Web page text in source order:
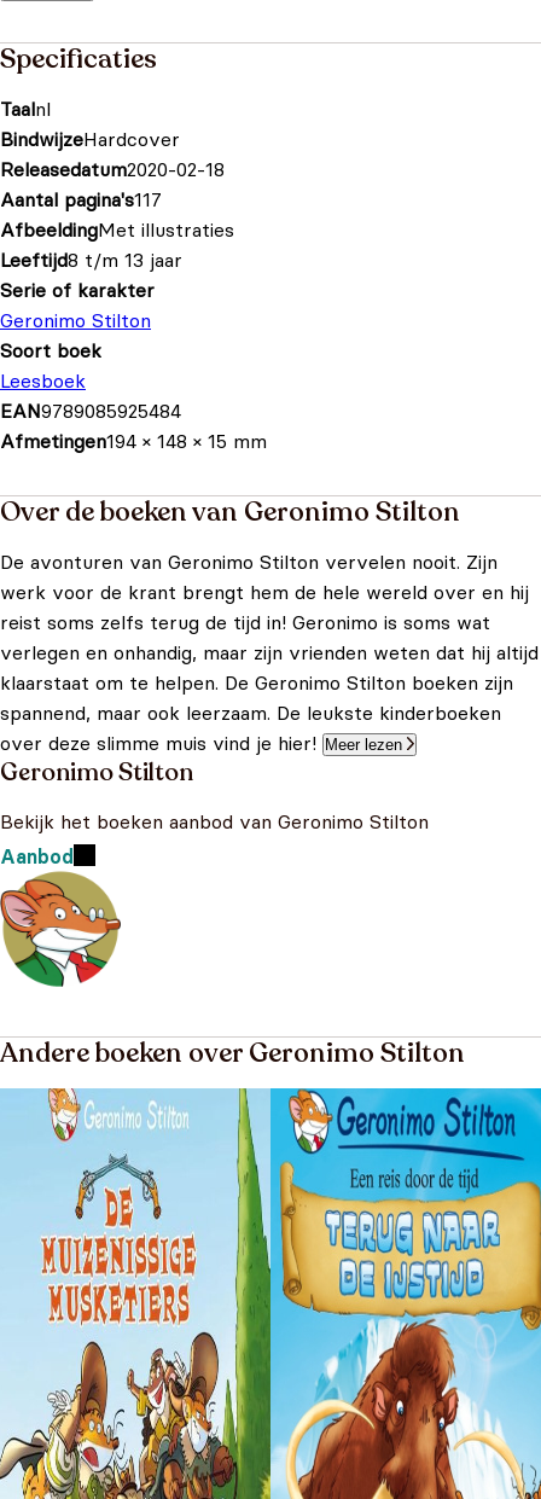
Specificaties
Taalnl
BindwijzeHardcover
Releasedatum2020-02-18
Aantal pagina's117
AfbeeldingMet illustraties
Leeftijd8 t/m 13 jaar
Serie of karakter
Geronimo Stilton
Soort boek
Leesboek
EAN9789085925484
Afmetingen194 × 148 × 15 mm
Over de boeken van Geronimo Stilton
De avonturen van Geronimo Stilton vervelen nooit. Zijn
werk voor de krant brengt hem de hele wereld over en hij
reist soms zelfs terug de tijd in! Geronimo is soms wat
verlegen en onhandig, maar zijn vrienden weten dat hij altijd
klaarstaat om te helpen. De Geronimo Stilton boeken zijn
spannend, maar ook leerzaam. De leukste kinderboeken
over deze slimme muis vind je hier!
Meer lezen
Geronimo Stilton
Bekijk het boeken aanbod van Geronimo Stilton
Aanbod
Andere boeken over Geronimo Stilton